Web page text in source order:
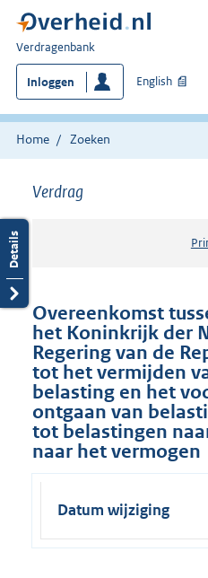
U
bent
hier:
Verdragenbank
Inloggen English
Home Zoeken
Verdrag
Overeenkomst
het Koninkrijk der
Regering van de
tot het vermijden
belasting en het
ontgaan van
tot belastingen
naar het vermogen
Datum wijziging